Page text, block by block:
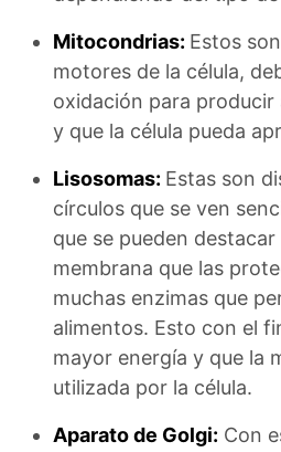
Mitocondrias: Estos
motores de la célula,
oxidación para
y que la célula pueda
Lisosomas: Estas son
círculos que se ven
que se pueden
membrana que las
muchas enzimas que
alimentos. Esto con el
mayor energía y que la
utilizada por la célula.
Aparato de Golgi: Con